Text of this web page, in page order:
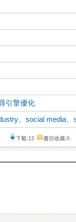
引擎優化
、social media 、
下載:13 書目收藏:0